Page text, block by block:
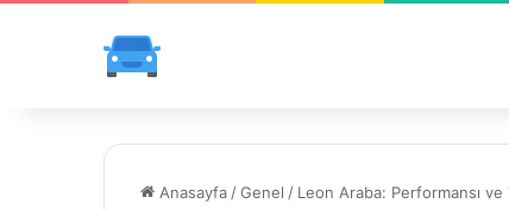
Anasayfa /Genel / Leon Araba: Performansı ve